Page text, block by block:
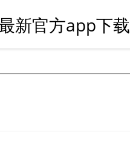
新官方app下载